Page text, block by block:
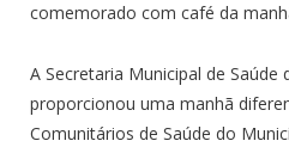
comemorado com café da
A Secretaria Municipal de Saúde
proporcionou uma manhã
Comunitários de Saúde do